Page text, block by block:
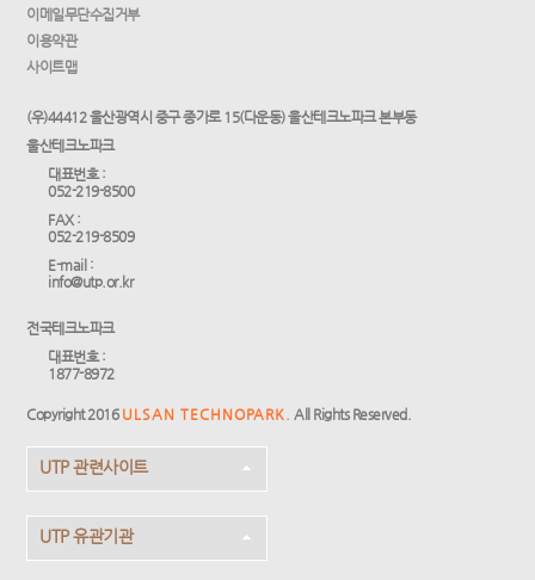
이메일무단수집거부
이용약관
사이트맵
(우)44412 울산광역시 중구 종가로 15(다운동) 울산테크노파크 본부동
울산테크노파크
대표번호 :
052-219-8500
FAX :
052-219-8509
E-mail :
info@utp.or.kr
전국테크노파크
대표번호 :
1877-8972
Copyright 2016 ULSAN TECHNOPARK. All Rights Reserved.
UTP 관련사이트
UTP 유관기관